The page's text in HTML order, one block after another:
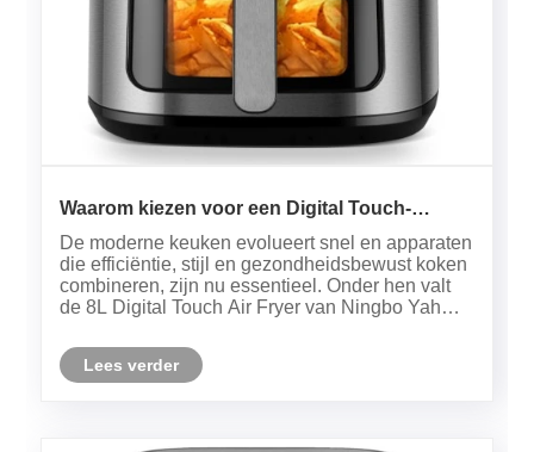
Waarom kiezen voor een Digital Touch-
luchtfriteuse van 8 liter?
De moderne keuken evolueert snel en apparaten
die efficiëntie, stijl en gezondheidsbewust koken
combineren, zijn nu essentieel. Onder hen valt
de 8L Digital Touch Air Fryer van Ningbo Yah
gezinnen en culinaire liefhebbers. Dit artikel gaat
diep in op de ......
Lees verder